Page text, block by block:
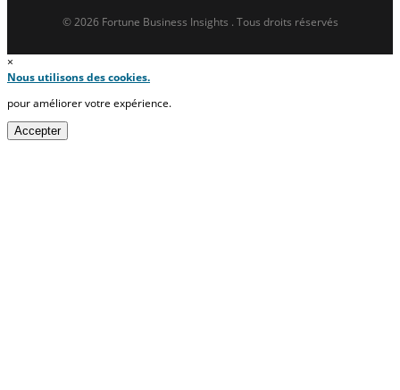
© 2026 Fortune Business Insights . Tous droits réservés
×
Nous utilisons des cookies.
pour améliorer votre expérience.
Accepter